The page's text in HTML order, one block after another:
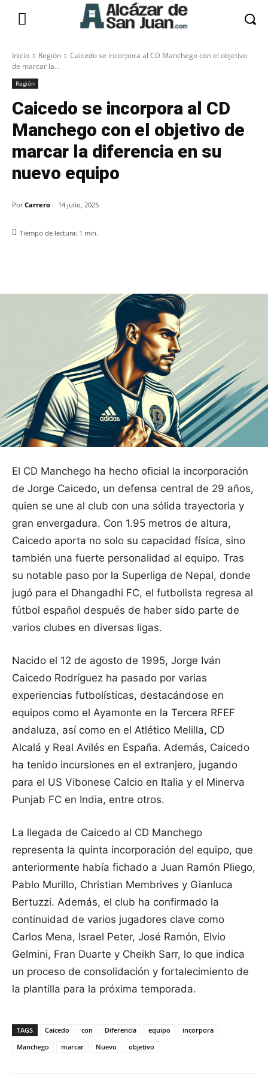
Inicio Región
Caicedo se incorpora al CD Manchego con el objetivo
de marcar la...
Región
Caicedo se incorpora al CD
Manchego con el objetivo de
marcar la diferencia en su
nuevo equipo
Por Carrero 14 julio, 2025
Tiempo de lectura: 1 min.
El CD Manchego ha hecho oficial la incorporación
de Jorge Caicedo, un defensa central de 29 años,
quien se une al club con una sólida trayectoria y
gran envergadura. Con 1.95 metros de altura,
Caicedo aporta no solo su capacidad física, sino
también una fuerte personalidad al equipo. Tras
su notable paso por la Superliga de Nepal, donde
jugó para el Dhangadhi FC, el futbolista regresa al
fútbol español después de haber sido parte de
varios clubes en diversas ligas.
Nacido el 12 de agosto de 1995, Jorge Iván
Caicedo Rodríguez ha pasado por varias
experiencias futbolísticas, destacándose en
equipos como el Ayamonte en la Tercera RFEF
andaluza, así como en el Atlético Melilla, CD
Alcalá y Real Avilés en España. Además, Caicedo
ha tenido incursiones en el extranjero, jugando
para el US Vibonese Calcio en Italia y el Minerva
Punjab FC en India, entre otros.
La llegada de Caicedo al CD Manchego
representa la quinta incorporación del equipo, que
anteriormente había fichado a Juan Ramón Pliego,
Pablo Murillo, Christian Membrives y Gianluca
Bertuzzi. Además, el club ha confirmado la
continuidad de varios jugadores clave como
Carlos Mena, Israel Peter, José Ramón, Elvio
Gelmini, Fran Duarte y Cheikh Sarr, lo que indica
un proceso de consolidación y fortalecimiento de
la plantilla para la próxima temporada.
TAGS Caicedo con Diferencia equipo
incorpora
Manchego
marcar Nuevo objetivo